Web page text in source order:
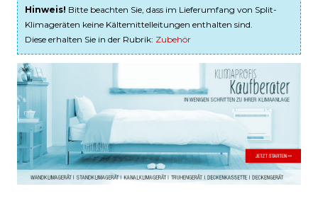
Hinweis! Bitte beachten Sie, dass im Lieferumfang von Split-
Klimageräten keine Kältemittelleitungen enthalten sind.
Diese erhalten Sie in der Rubrik: Zubehör